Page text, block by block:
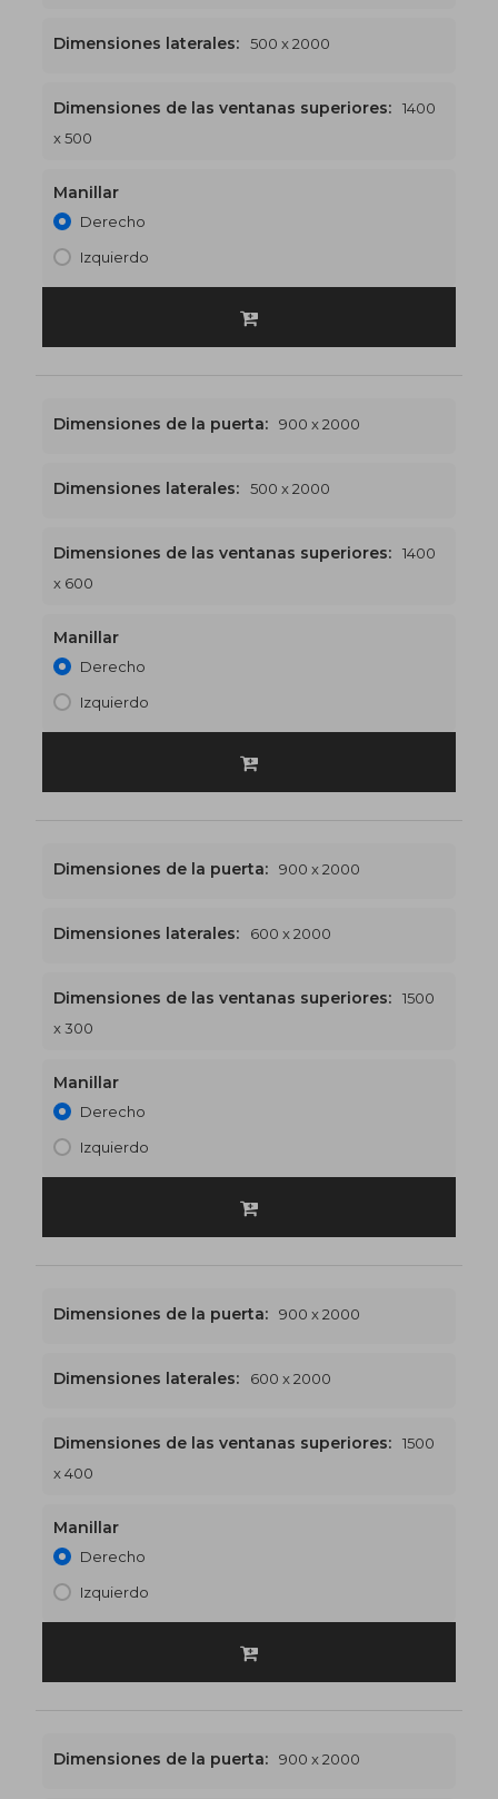
1400 x 2500€551
Dimensiones laterales: 500 x 2000
Dimensiones de las ventanas superiores:
1400
x 500
Manillar
Derecho
Izquierdo
1400 x 2600€560
Dimensiones de la puerta: 900 x 2000
Dimensiones laterales: 500 x 2000
Dimensiones de las ventanas superiores:
1400
x 600
Manillar
Derecho
Izquierdo
1500 x 2300€554
Dimensiones de la puerta: 900 x 2000
Dimensiones laterales: 600 x 2000
Dimensiones de las ventanas superiores:
1500
x 300
Manillar
Derecho
Izquierdo
1500 x 2400€562
Dimensiones de la puerta: 900 x 2000
Dimensiones laterales: 600 x 2000
Dimensiones de las ventanas superiores:
1500
x 400
Manillar
Derecho
Izquierdo
Dimensiones de la puerta: 900 x 2000